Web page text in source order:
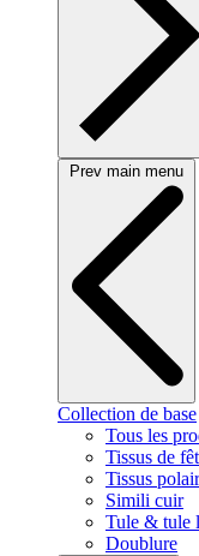
Prev main menu
Collection de base
Tous les
Tissus de
Tissus
Simili cuir
Tule & tule
Doublure